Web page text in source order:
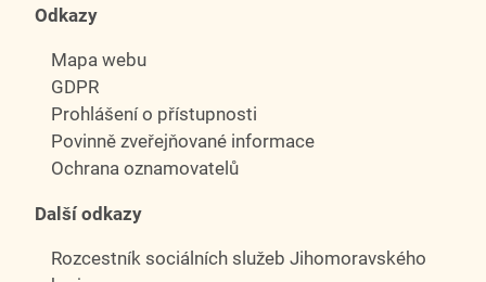
Odkazy
Mapa webu
GDPR
Prohlášení o přístupnosti
Povinně zveřejňované informace
Ochrana oznamovatelů
Další odkazy
Rozcestník sociálních služeb Jihomoravského